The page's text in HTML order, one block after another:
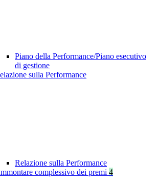
Piano della Performance/Piano esecutivo
di gestione
sulla Performance
Relazione sulla Performance
complessivo dei premi 4